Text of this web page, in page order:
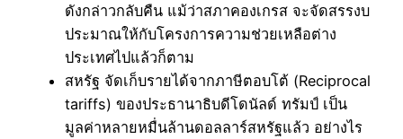
ดังกล่าวกลับคืน แม้ว่าสภาคองเกรส จะจัดสรรงบ
ประมาณให้กับโครงการความช่วยเหลือต่าง
ประเทศไปแล้วก็ตาม
สหรัฐ จัดเก็บรายได้จากภาษีตอบโต้ (Reciprocal
tariffs) ของประธานาธิบดีโดนัลด์ ทรัมป์ เป็น
มูลค่าหลายหมื่นล้านดอลลาร์สหรัฐแล้ว อย่างไร